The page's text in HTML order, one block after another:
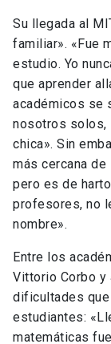
Su llegada al
familiar». «Fue
estudio. Yo
que aprender
académicos se
nosotros solos,
chica». Sin
más cercana
pero es de
profesores, no
nombre».
Entre los
Vittorio Corbo y
dificultades
estudiantes:
matemáticas